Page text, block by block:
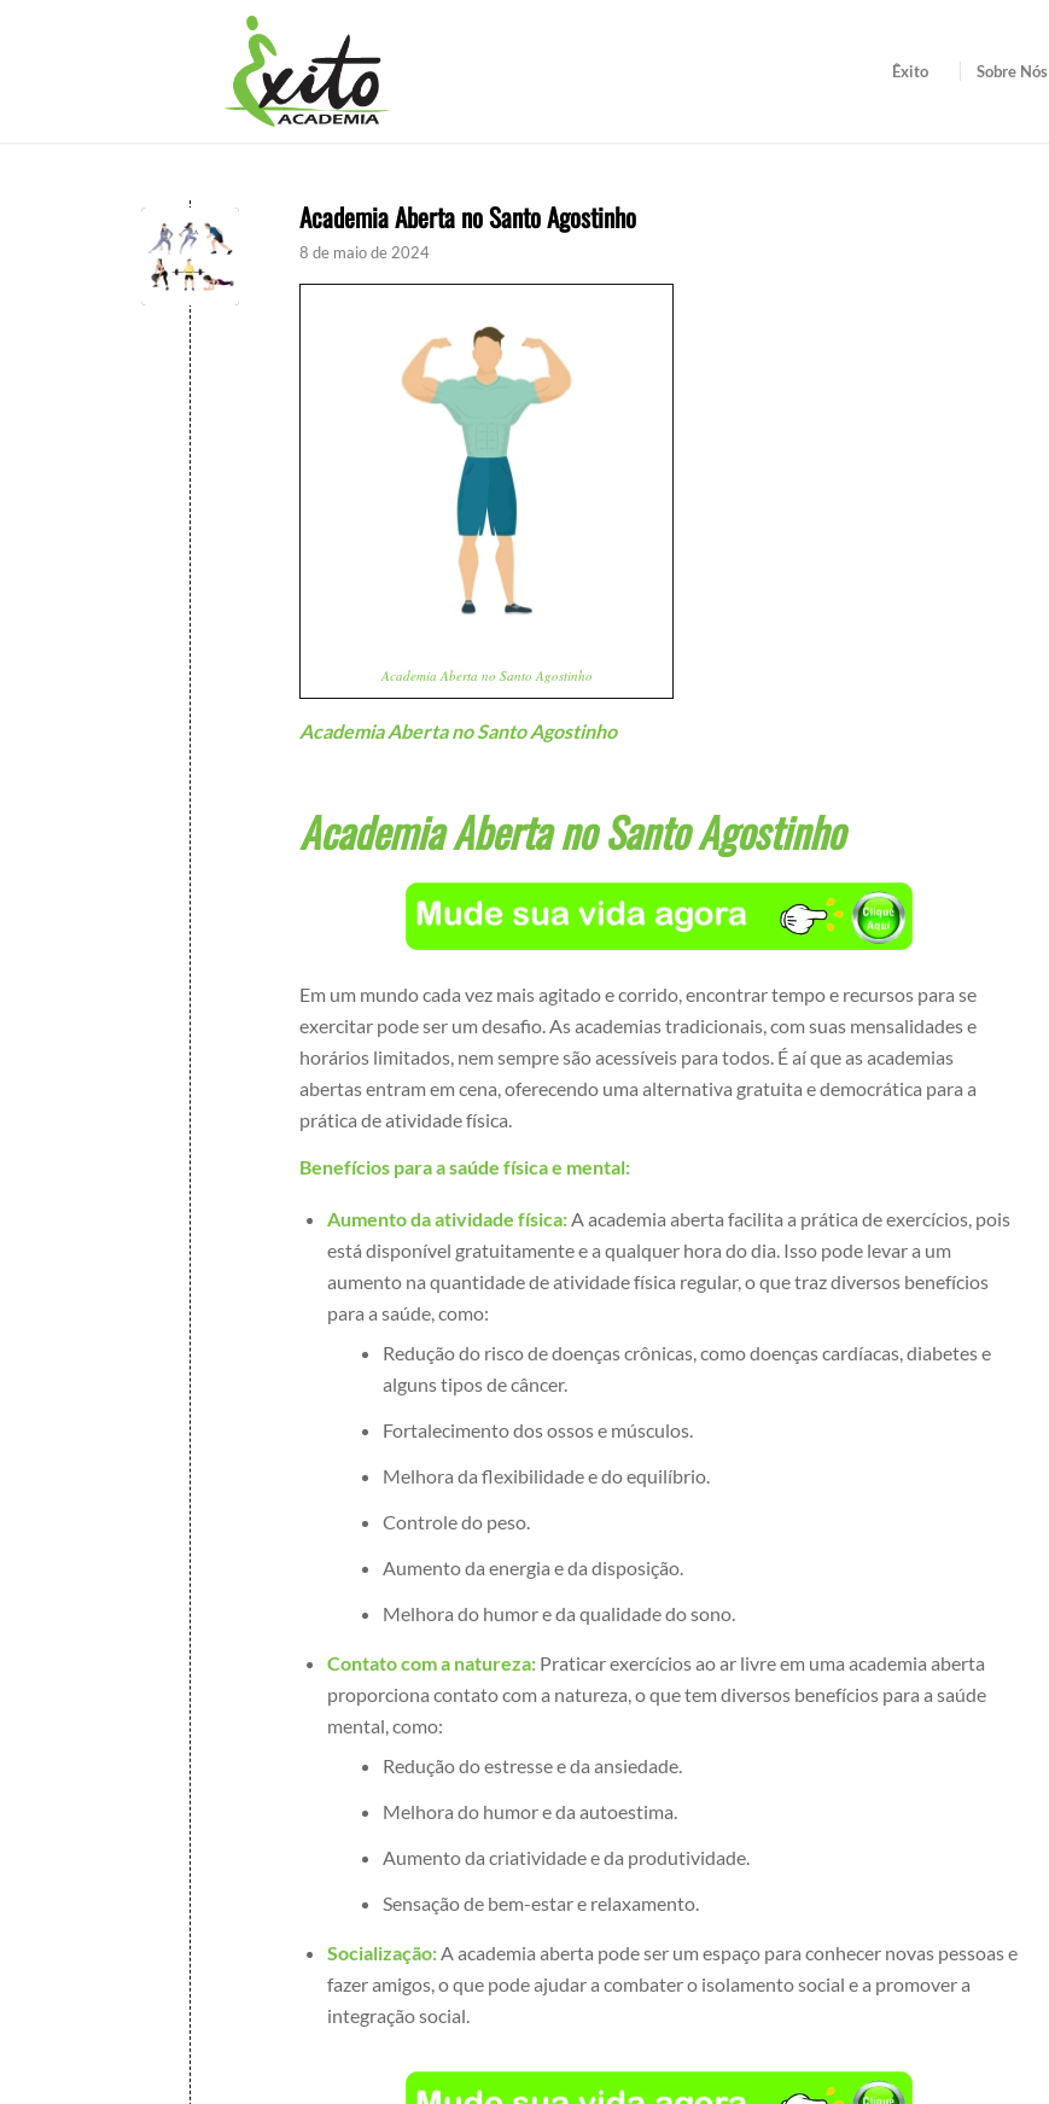
Êxito Sobre Nós
Academia Aberta no Santo Agostinho
8 de maio de 2024
Academia Aberta no Santo Agostinho
Academia Aberta no Santo Agostinho
Academia Aberta no Santo Agostinho
Em um mundo cada vez mais agitado e corrido, encontrar tempo e recursos para se
exercitar pode ser um desafio. As academias tradicionais, com suas mensalidades e
horários limitados, nem sempre são acessíveis para todos. É aí que as academias
abertas entram em cena, oferecendo uma alternativa gratuita e democrática para a
prática de atividade física.
Benefícios para a saúde física e mental:
Aumento da atividade física:A academia aberta facilita a prática de exercícios, pois
está disponível gratuitamente e a qualquer hora do dia. Isso pode levar a um
aumento na quantidade de atividade física regular, o que traz diversos benefícios
para a saúde, como:
Redução do risco de doenças crônicas, como doenças cardíacas, diabetes e
alguns tipos de câncer.
Fortalecimento dos ossos e músculos.
Melhora da flexibilidade e do equilíbrio.
Controle do peso.
Aumento da energia e da disposição.
Melhora do humor e da qualidade do sono.
Contato com a natureza: Praticar exercícios ao ar livre em uma academia aberta
proporciona contato com a natureza, o que tem diversos benefícios para a saúde
mental, como:
Redução do estresse e da ansiedade.
Melhora do humor e da autoestima.
Aumento da criatividade e da produtividade.
Sensação de bem-estar e relaxamento.
Socialização:A academia aberta pode ser um espaço para conhecer novas pessoas e
fazer amigos, o que pode ajudar a combater o isolamento social e a promover a
integração social.